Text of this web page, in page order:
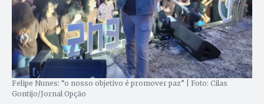
Felipe Nunes: “o nosso objetivo é promover paz” | Foto: Cilas
Gontijo/Jornal Opção